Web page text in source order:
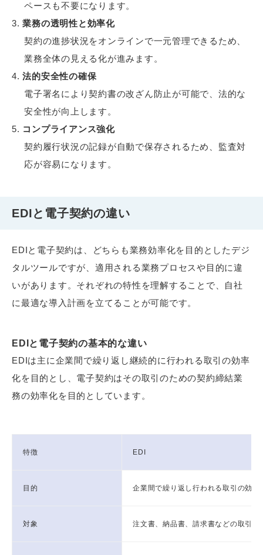
ペースも不要になります。
業務の透明性と効率化
契約の進捗状況をオンラインで一元管理できるため、
業務全体の見える化が進みます。
法的安全性の確保
電子署名により契約書の改ざん防止が可能で、法的な
安全性が向上します。
コンプライアンス強化
契約履行状況の記録が自動で保存されるため、監査対
応が容易になります。
EDIと電子契約の違い
EDIと電子契約は、どちらも業務効率化を目的としたデジ
タルツールですが、適用される業務プロセスや目的に違
いがあります。それぞれの特性を理解することで、自社
に最適な導入計画を立てることが可能です。
EDIと電子契約の基本的な違い
EDIは主に企業間で繰り返し継続的に行われる取引の効率
化を目的とし、電子契約はその取引のための契約締結業
務の効率化を目的としています。
特徴 EDI
目的 企業間で繰り返し行われる取引の効率
対象 注文書、納品書、請求書などの取引関